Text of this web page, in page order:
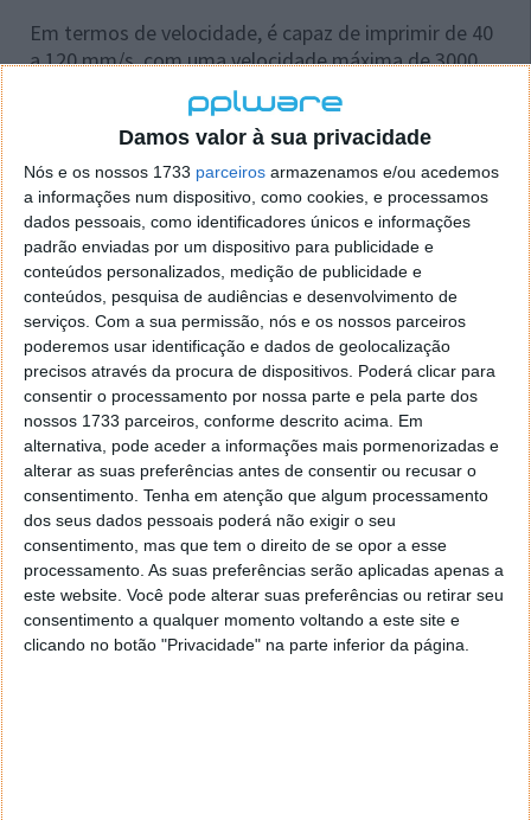
Damos valor à sua privacidade
Nós e os nossos 1733 parceiros armazenamos e/ou acedemos
a informações num dispositivo, como cookies, e processamos
dados pessoais, como identificadores únicos e informações
padrão enviadas por um dispositivo para publicidade e
conteúdos personalizados, medição de publicidade e
conteúdos, pesquisa de audiências e desenvolvimento de
serviços. Com a sua permissão, nós e os nossos parceiros
poderemos usar identificação e dados de geolocalização
precisos através da procura de dispositivos. Poderá clicar para
consentir o processamento por nossa parte e pela parte dos
nossos 1733 parceiros, conforme descrito acima. Em
alternativa, pode aceder a informações mais pormenorizadas e
alterar as suas preferências antes de consentir ou recusar o
consentimento. Tenha em atenção que algum processamento
dos seus dados pessoais poderá não exigir o seu
consentimento, mas que tem o direito de se opor a esse
processamento. As suas preferências serão aplicadas apenas a
este website. Você pode alterar suas preferências ou retirar seu
consentimento a qualquer momento voltando a este site e
clicando no botão "Privacidade" na parte inferior da página.
Em termos de velocidade, é capaz de imprimir de 40
a 120 mm/s, com uma velocidade máxima de 3000
mm/min nos eixos XY e 200 mm/min no eixo Z.
Traz 23 peças, necessárias à montagem da
impressora, e adicionalmente traz 2 rolos de
filamento de 10 metros cada e um cartão de
memória de 8 GB onde estão incluídas as instruções
de montagem, o software e vários ficheiros de teste
necessários à utilização da impressora.
Utiliza o software Cura, compatível com Windows,